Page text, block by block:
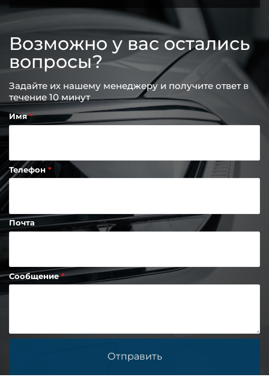
Возможно у вас остались
вопросы?
Задайте их нашему менеджеру и получите ответ в
течение 10 минут
Имя
Телефон
Почта
Сообщение